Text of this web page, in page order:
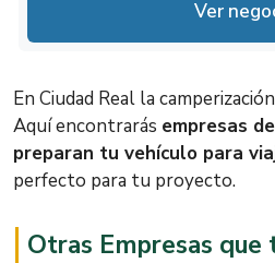
Jueves
Viernes
Ahora
Sábado
Ver
En Ciudad Real la
Aquí encontrarás empresas
preparan tu vehículo para
perfecto para tu proyecto.
Otras Empresas que